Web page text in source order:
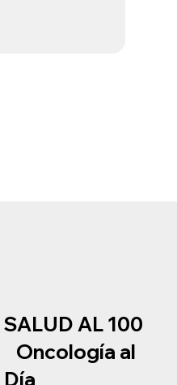
SALUD AL 100
Oncología al
Día